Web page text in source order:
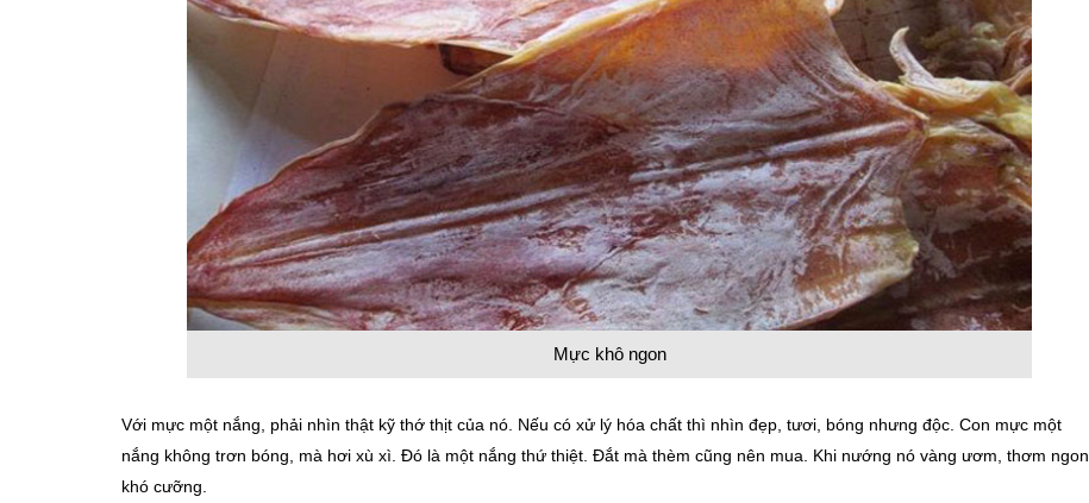
Mực khô ngon
Với mực một nắng, phải nhìn thật kỹ thớ thịt của nó. Nếu có xử lý hóa chất thì nhìn đẹp, tươi, bóng nhưng độc. Con mực một
nắng không trơn bóng, mà hơi xù xì. Đó là một nắng thứ thiệt. Đắt mà thèm cũng nên mua. Khi nướng nó vàng ươm, thơm ngon
khó cưỡng.